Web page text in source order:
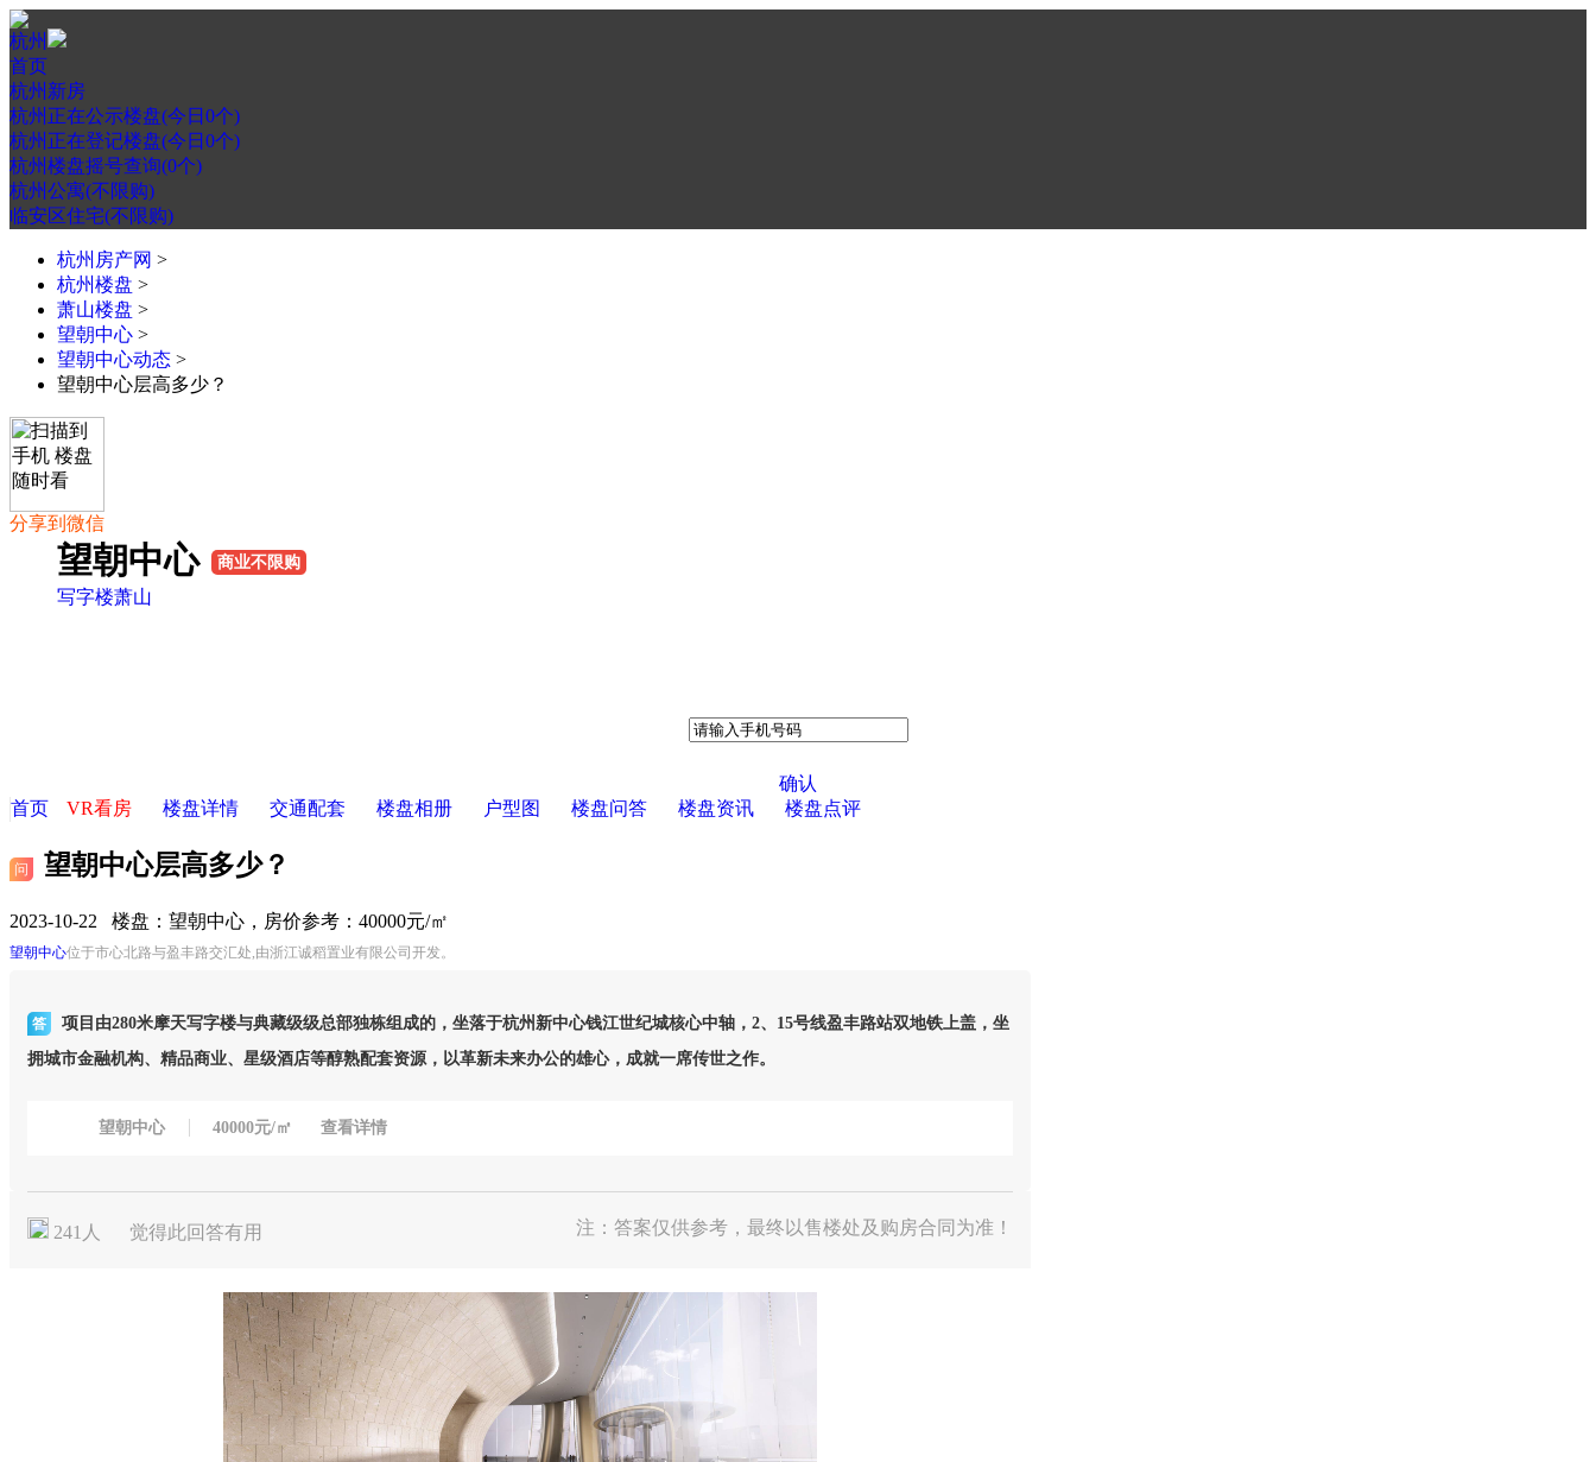
杭州
首页
杭州新房
杭州正在公示楼盘(今日0个)
杭州正在登记楼盘(今日0个)
杭州楼盘摇号查询(0个)
杭州公寓(不限购)
临安区住宅(不限购)
杭州房产网 >
杭州楼盘 >
萧山楼盘 >
望朝中心 >
望朝中心动态 >
望朝中心层高多少？
分享到微信
望朝中心 商业不限购
写字楼萧山
确认
首页
VR看房 楼盘详情 交通配套 楼盘相册 户型图 楼盘问答 楼盘资讯 楼盘点评
问 望朝中心层高多少？
2023-10-22 楼盘： 望朝中心，房价参考：40000元/㎡
望朝中心位于市心北路与盈丰路交汇处,由浙江诚稻置业有限公司开发。
答
项目由280米摩天写字楼与典藏级级总部独栋组成的，坐落于杭州新中心钱江世纪城核心中轴，2、15号线盈丰路站双地铁上盖，坐
拥城市金融机构、精品商业、星级酒店等醇熟配套资源，以革新未来办公的雄心，成就一席传世之作。
望朝中心 40000元/㎡ 查看详情
241 人 觉得此回答有用 注：答案仅供参考，最终以售楼处及购房合同为准！